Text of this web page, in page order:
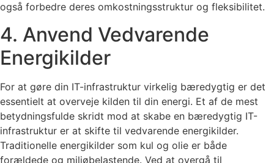
også forbedre deres omkostningsstruktur og fleksibilitet.
4. Anvend Vedvarende
Energikilder
For at gøre din IT-infrastruktur virkelig bæredygtig er det
essentielt at overveje kilden til din energi. Et af de mest
betydningsfulde skridt mod at skabe en bæredygtig IT-
infrastruktur er at skifte til vedvarende energikilder.
Traditionelle energikilder som kul og olie er både
forældede og miljøbelastende. Ved at overgå til